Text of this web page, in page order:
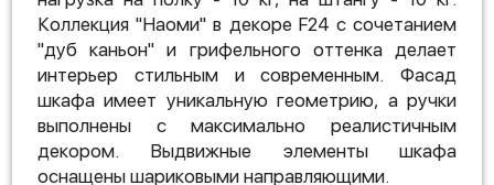
Коллекция "Наоми" в декоре F24 с сочетанием
"дуб каньон" и грифельного оттенка делает
интерьер стильным и современным. Фасад
шкафа имеет уникальную геометрию, а ручки
выполнены с максимально реалистичным
декором. Выдвижные элементы шкафа
оснащены шариковыми направляющими.